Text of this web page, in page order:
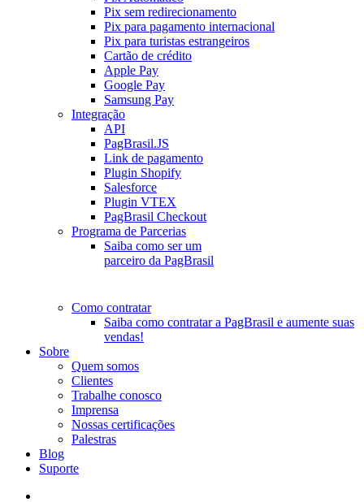
Pix sem redirecionamento
Pix para pagamento internacional
Pix para turistas estrangeiros
Cartão de crédito
Apple Pay
Google Pay
Samsung Pay
Integração
API
PagBrasil.JS
Link de pagamento
Plugin Shopify
Salesforce
Plugin VTEX
PagBrasil Checkout
Programa de Parcerias
Saiba como ser um
parceiro da PagBrasil
Como contratar
Saiba como contratar a PagBrasil e aumente suas
vendas!
Sobre
Quem somos
Clientes
Trabalhe conosco
Imprensa
Nossas certificações
Palestras
Blog
Suporte